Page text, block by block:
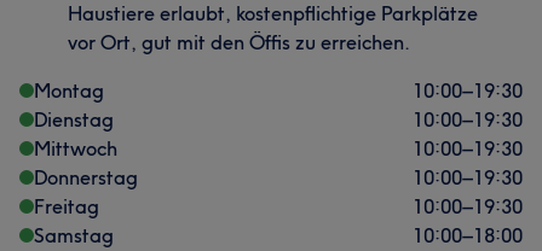
Haustiere erlaubt, kostenpflichtige Parkplätze
vor Ort, gut mit den Öffis zu erreichen.
Montag
10:00–19:30
Dienstag
10:00–19:30
Mittwoch
10:00–19:30
Donnerstag
10:00–19:30
Freitag
10:00–19:30
Samstag
10:00–18:00